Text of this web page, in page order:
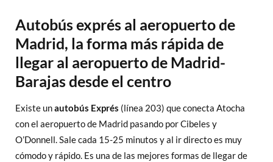
Autobús exprés al aeropuerto de
Madrid, la forma más rápida de
llegar al aeropuerto de Madrid-
Barajas desde el centro
Existe unautobús Exprés (línea 203) que conecta Atocha
con el aeropuerto de Madrid pasando por Cibeles y
O’Donnell. Sale cada 15-25 minutos y al ir directo es muy
cómodo y rápido. Es una de las mejores formas de llegar de